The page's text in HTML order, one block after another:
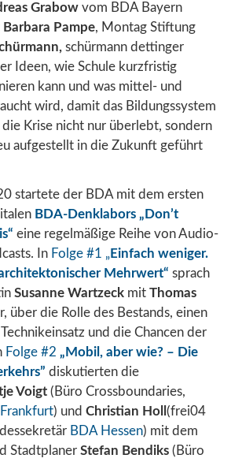
Grabow vom BDA Bayern
Barbara Pampe, Montag Stiftung
schürmann dettinger
Ideen, wie Schule kurzfristig
kann und was mittel- und
wird, damit das Bildungssystem
Krise nicht nur überlebt, sondern
aufgestellt in die Zukunft geführt
startete der BDA mit dem ersten
BDA-Denklabors „Don’t
eine regelmäßige Reihe von Audio-
In Folge #1 „ Einfach weniger.
Mehrwert“ sprach
Susanne Wartzeck mit Thomas
über die Rolle des Bestands, einen
und die Chancen der
Folge #2 „Mobil, aber wie? – Die
diskutierten die
Voigt (Büro Crossboundaries,
) und Christian Holl (frei04
BDA Hessen) mit dem
Stadtplaner Stefan Bendiks (Büro